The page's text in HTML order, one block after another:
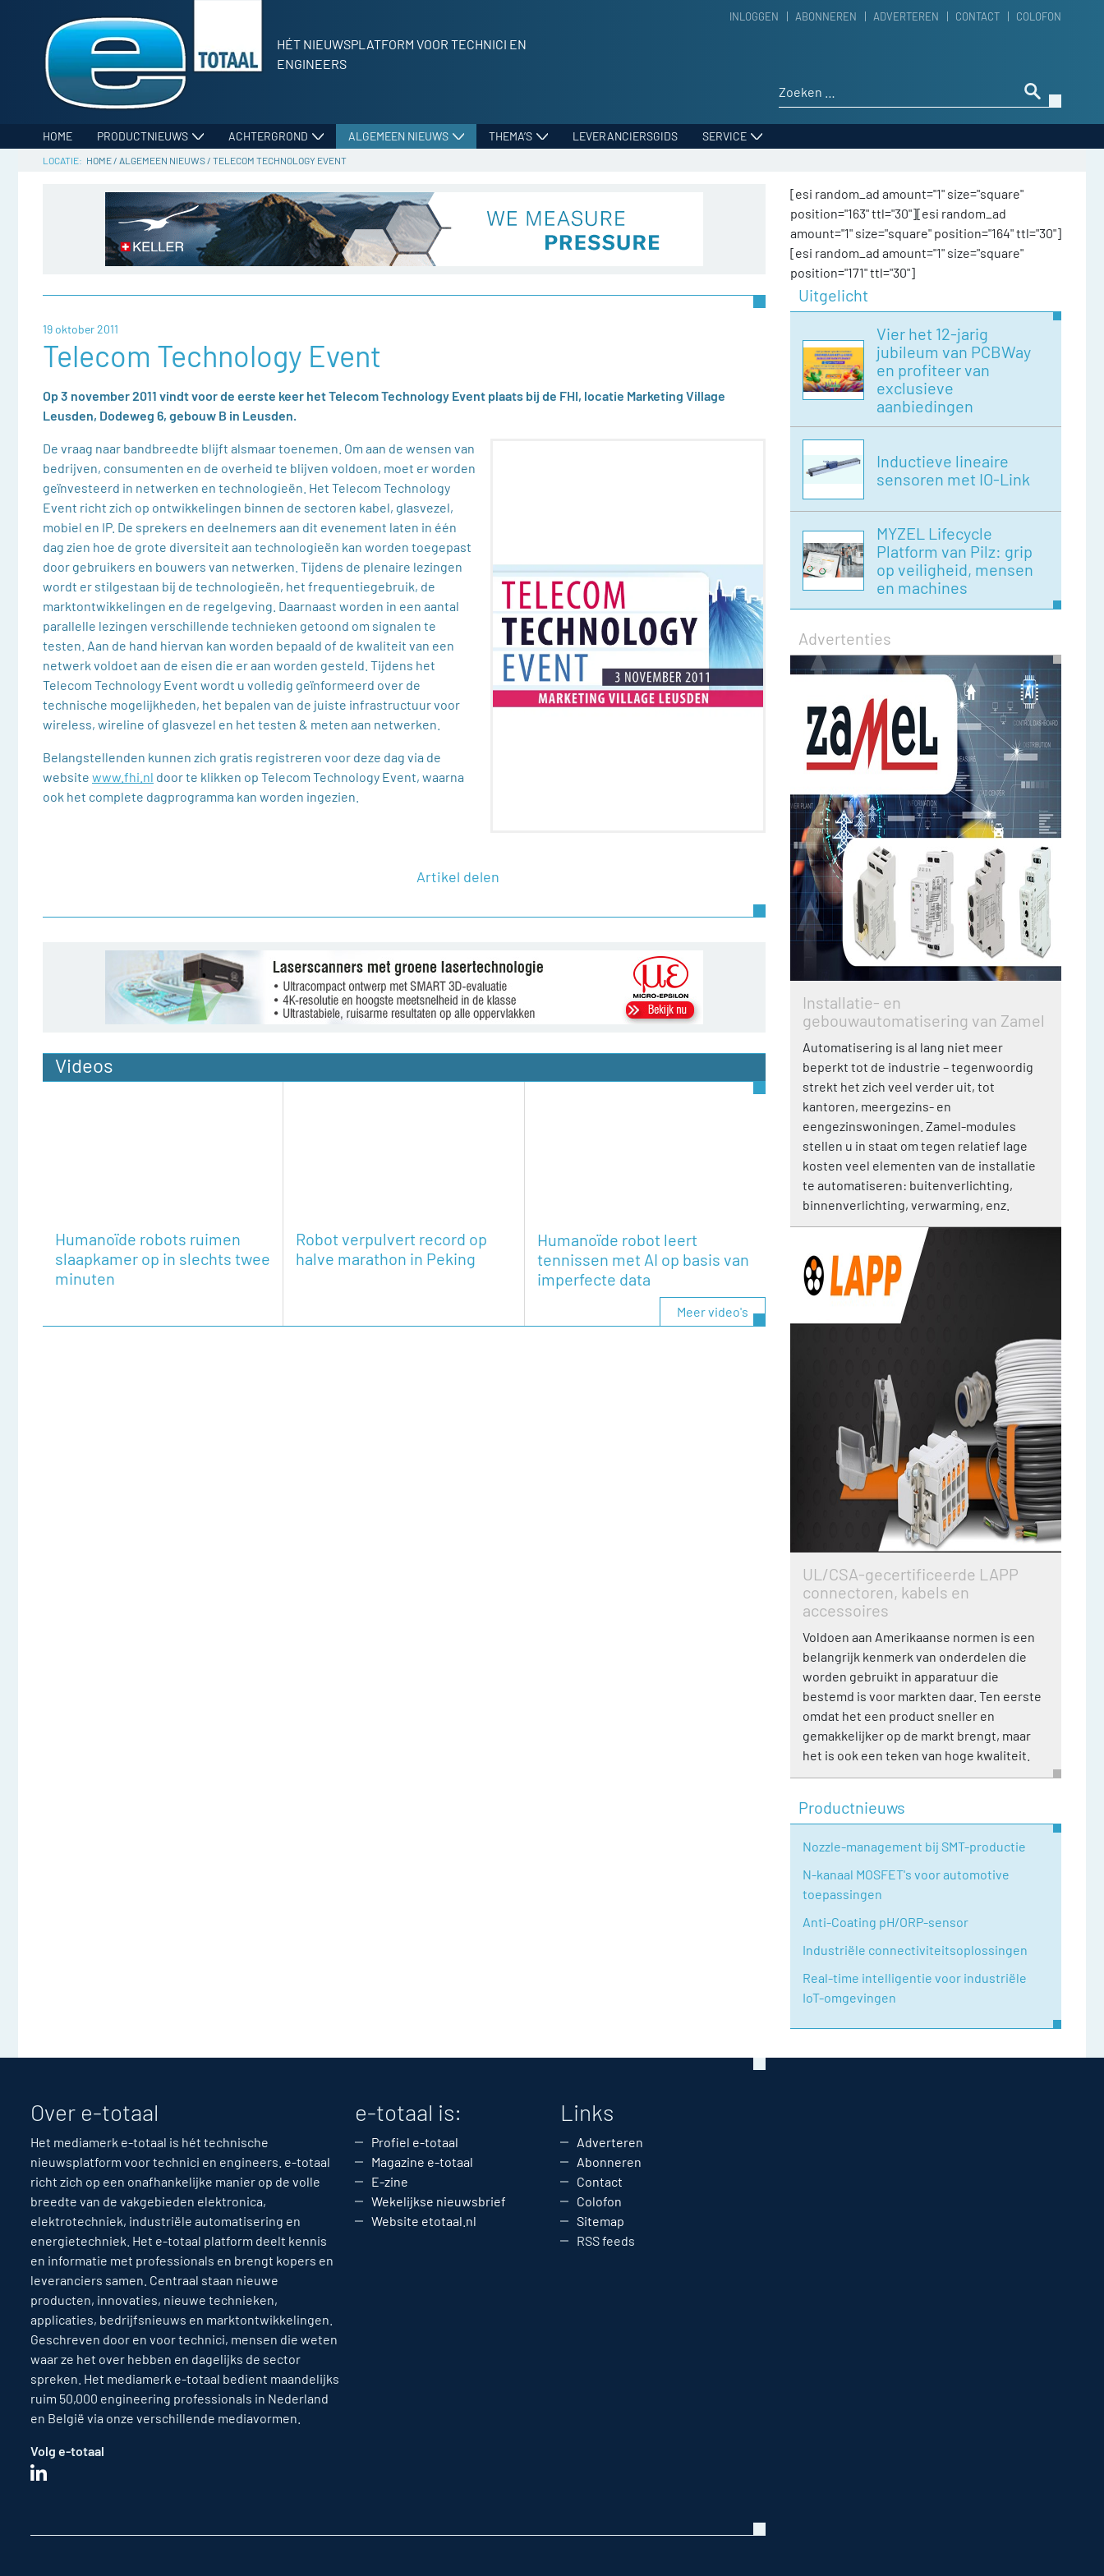
HÉT NIEUWSPLATFORM VOOR TECHNICI EN
ENGINEERS
INLOGGEN ABONNEREN ADVERTEREN CONTACT COLOFON
HOME PRODUCTNIEUWS ACHTERGROND ALGEMEEN NIEUWS THEMA’S LEVERANCIERSGIDS SERVICE
HOME/ ALGEMEEN NIEUWS/ TELECOM TECHNOLOGY EVENT
19 oktober 2011
Telecom Technology Event
Op 3 november 2011 vindt voor de eerste keer het Telecom Technology Event plaats bij de FHI, locatie Marketing Village
Leusden, Dodeweg 6, gebouw B in Leusden.
De vraag naar bandbreedte blijft alsmaar toenemen. Om aan de wensen van
bedrijven, consumenten en de overheid te blijven voldoen, moet er worden
geïnvesteerd in netwerken en technologieën. Het Telecom Technology
Event richt zich op ontwikkelingen binnen de sectoren kabel, glasvezel,
mobiel en IP. De sprekers en deelnemers aan dit evenement laten in één
dag zien hoe de grote diversiteit aan technologieën kan worden toegepast
door gebruikers en bouwers van netwerken. Tijdens de plenaire lezingen
wordt er stilgestaan bij de technologieën, het frequentiegebruik, de
marktontwikkelingen en de regelgeving. Daarnaast worden in een aantal
parallelle lezingen verschillende technieken getoond om signalen te
testen. Aan de hand hiervan kan worden bepaald of de kwaliteit van een
netwerk voldoet aan de eisen die er aan worden gesteld. Tijdens het
Telecom Technology Event wordt u volledig geïnformeerd over de
technische mogelijkheden, het bepalen van de juiste infrastructuur voor
wireless, wireline of glasvezel en het testen & meten aan netwerken.
Belangstellenden kunnen zich gratis registreren voor deze dag via de
website www.fhi.nl door te klikken op Telecom Technology Event, waarna
ook het complete dagprogramma kan worden ingezien.
Artikel delen
Videos
Humanoïde robots ruimen
slaapkamer op in slechts twee
minuten
Robot verpulvert record op
halve marathon in Peking
Humanoïde robot leert
tennissen met AI op basis van
imperfecte data
Meer video's
[esi random_ad amount="1" size="square"
position="163" ttl="30"][esi random_ad
amount="1" size="square" position="164" ttl="30"]
[esi random_ad amount="1" size="square"
position="171" ttl="30"]
Uitgelicht
Vier het 12-jarig
jubileum van PCBWay
en profiteer van
exclusieve
aanbiedingen
Inductieve lineaire
sensoren met IO-Link
MYZEL Lifecycle
Platform van Pilz: grip
op veiligheid, mensen
en machines
Advertenties
Installatie- en
gebouwautomatisering van Zamel
Automatisering is al lang niet meer
beperkt tot de industrie – tegenwoordig
strekt het zich veel verder uit, tot
kantoren, meergezins- en
eengezinswoningen. Zamel-modules
stellen u in staat om tegen relatief lage
kosten veel elementen van de installatie
te automatiseren: buitenverlichting,
binnenverlichting, verwarming, enz.
UL/CSA-gecertificeerde LAPP
connectoren, kabels en
accessoires
Voldoen aan Amerikaanse normen is een
belangrijk kenmerk van onderdelen die
worden gebruikt in apparatuur die
bestemd is voor markten daar. Ten eerste
omdat het een product sneller en
gemakkelijker op de markt brengt, maar
het is ook een teken van hoge kwaliteit.
Productnieuws
Nozzle-management bij SMT-productie
N-kanaal MOSFET's voor automotive
toepassingen
Anti-Coating pH/ORP-sensor
Industriële connectiviteitsoplossingen
Real-time intelligentie voor industriële
IoT-omgevingen
Over e-totaal
Het mediamerk e-totaal is hét technische
nieuwsplatform voor technici en engineers. e-totaal
richt zich op een onafhankelijke manier op de volle
breedte van de vakgebieden elektronica,
elektrotechniek, industriële automatisering en
energietechniek. Het e-totaal platform deelt kennis
en informatie met professionals en brengt kopers en
leveranciers samen. Centraal staan nieuwe
producten, innovaties, nieuwe technieken,
applicaties, bedrijfsnieuws en marktontwikkelingen.
Geschreven door en voor technici, mensen die weten
waar ze het over hebben en dagelijks de sector
spreken. Het mediamerk e-totaal bedient maandelijks
ruim 50,000 engineering professionals in Nederland
en België via onze verschillende mediavormen.
Volg e-totaal
e-totaal is:
Profiel e-totaal
Magazine e-totaal
E-zine
Wekelijkse nieuwsbrief
Website etotaal.nl
Links
Adverteren
Abonneren
Contact
Colofon
Sitemap
RSS feeds